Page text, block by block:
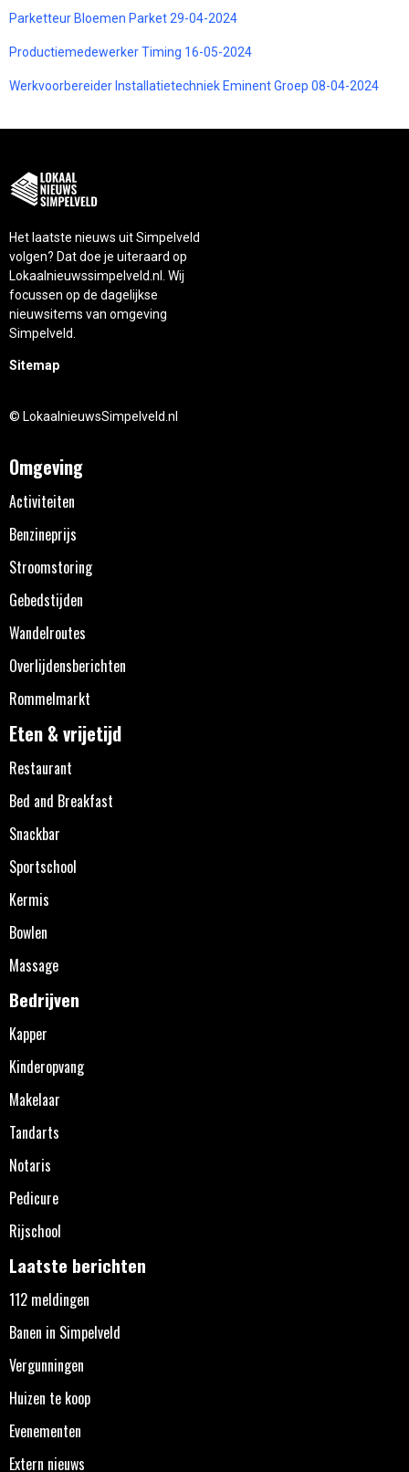
Parketteur Bloemen Parket 29-04-2024
Productiemedewerker Timing 16-05-2024
Werkvoorbereider Installatietechniek Eminent Groep 08-04-2024
Het laatste nieuws uit Simpelveld
volgen? Dat doe je uiteraard op
Lokaalnieuwssimpelveld.nl. Wij
focussen op de dagelijkse
nieuwsitems van omgeving
Simpelveld.
Sitemap
© LokaalnieuwsSimpelveld.nl
Omgeving
Activiteiten
Benzineprijs
Stroomstoring
Gebedstijden
Wandelroutes
Overlijdensberichten
Rommelmarkt
Eten & vrijetijd
Restaurant
Bed and Breakfast
Snackbar
Sportschool
Kermis
Bowlen
Massage
Bedrijven
Kapper
Kinderopvang
Makelaar
Tandarts
Notaris
Pedicure
Rijschool
Laatste berichten
112 meldingen
Banen in Simpelveld
Vergunningen
Huizen te koop
Evenementen
Extern nieuws